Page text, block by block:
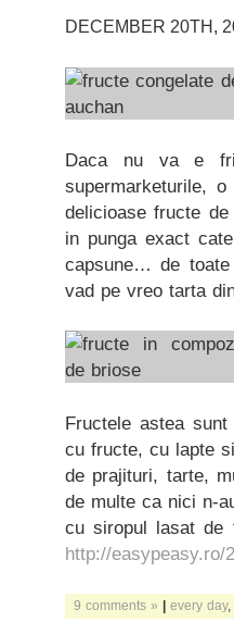
DECEMBER 20TH,
Daca nu va e
supermarketurile,
delicioase fructe
in punga exact
capsune… de
vad pe vreo tarta
Fructele astea
cu fructe, cu lapte
de prajituri, tarte,
de multe ca nici n-
cu siropul lasat de
http://easypeasy.ro/
9 comments » | every day,